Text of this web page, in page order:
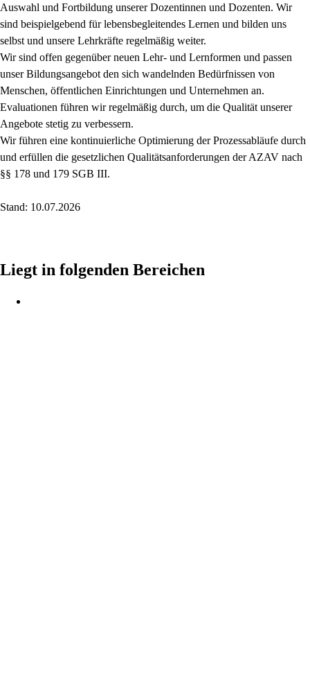
Auswahl und Fortbildung unserer Dozentinnen und Dozenten. Wir
sind beispielgebend für lebensbegleitendes Lernen und bilden uns
selbst und unsere Lehrkräfte regelmäßig weiter.
Wir sind offen gegenüber neuen Lehr- und Lernformen und passen
unser Bildungsangebot den sich wandelnden Bedürfnissen von
Menschen, öffentlichen Einrichtungen und Unternehmen an.
Evaluationen führen wir regelmäßig durch, um die Qualität unserer
Angebote stetig zu verbessern.
Wir führen eine kontinuierliche Optimierung der Prozessabläufe durch
und erfüllen die gesetzlichen Qualitätsanforderungen der AZAV nach
§§ 178 und 179 SGB III.
Stand: 10.07.2026
Liegt in folgenden Bereichen